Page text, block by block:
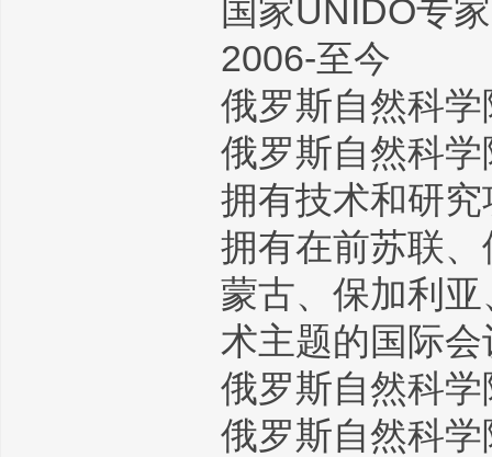
国家UNIDO专家
2006-至今
俄罗斯自然科
俄罗斯自然科
拥有技术和研
拥有在前苏联
蒙古、保加利
术主题的国际
俄罗斯自然科
俄罗斯自然科